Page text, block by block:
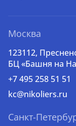
Москва
123112,
БЦ «Башня на
+7 495 258 51 51
kc@nikoliers.ru
Санкт-